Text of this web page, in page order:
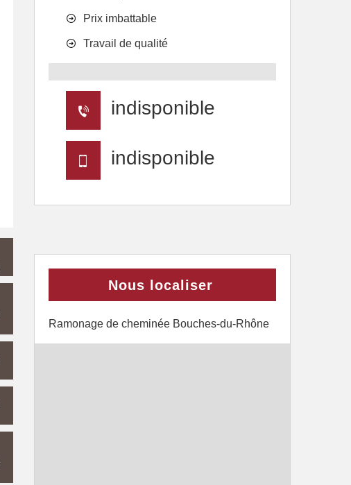
Prix imbattable
Travail de qualité
indisponible
indisponible
Nous localiser
Ramonage de cheminée Bouches-du-Rhône